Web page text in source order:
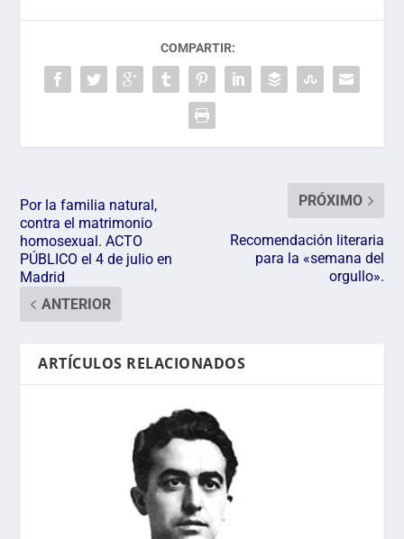
COMPARTIR:
Por la familia natural,
contra el matrimonio
homosexual. ACTO
PÚBLICO el 4 de julio en
Madrid
ANTERIOR
PRÓXIMO
Recomendación literaria
para la «semana del
orgullo».
ARTÍCULOS RELACIONADOS